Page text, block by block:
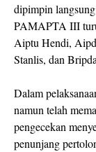
dipimpin
PAMAPTA III
Aiptu Hendi,
Stanlis, dan
Dalam
namun telah
pengecekan
penunjang